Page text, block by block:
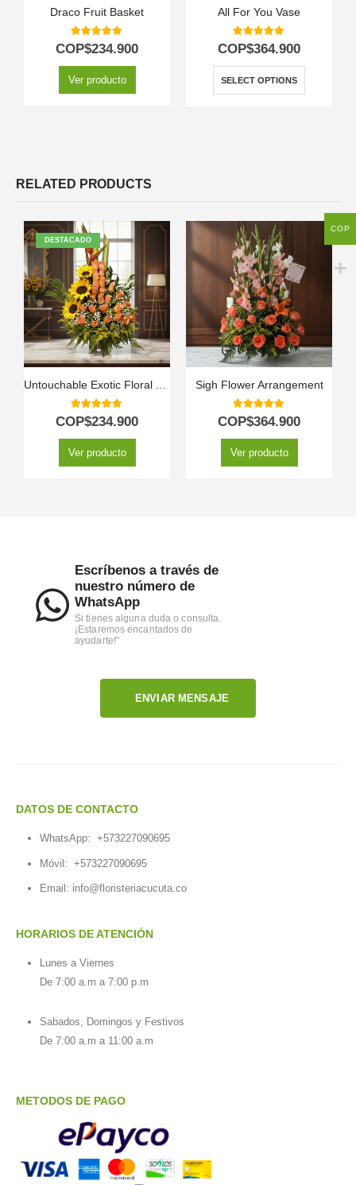
Draco Fruit Basket
5.00out of 5
COP$234.900
Ver producto
All For You Vase
5.00out of 5
COP$364.900
SELECT OPTIONS
RELATED PRODUCTS
DESTACADO
Untouchable Exotic Floral Arrangement
5.00out of 5
COP$234.900
Ver producto
Sigh Flower Arrangement
5.00out of 5
COP$364.900
Ver producto
Escríbenos a través de
nuestro número de
WhatsApp
Si tienes alguna duda o consulta.
¡Estaremos encantados de
ayudarte!"
ENVIAR MENSAJE
DATOS DE CONTACTO
WhatsApp: +573227090695
Móvil: +573227090695
Email: info@floristeriacucuta.co
HORARIOS DE ATENCIÓN
Lunes a Viernes
De 7:00 a.m a 7:00 p.m
Sabados, Domingos y Festivos
De 7:00 a.m a 11:00 a.m
METODOS DE PAGO
COP